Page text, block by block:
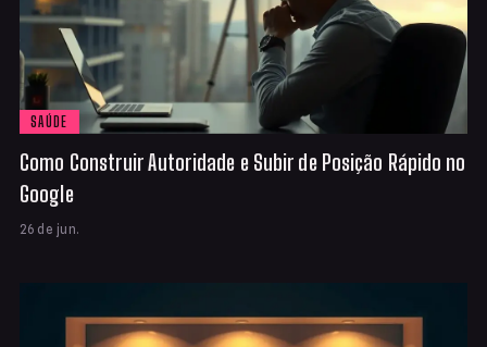
SAÚDE
Como Construir Autoridade e Subir de Posição Rápido no
Google
26 de jun.